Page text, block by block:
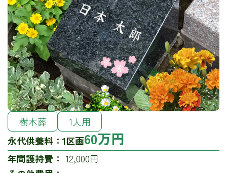
樹木葬
1人用
永代供養料： 1区画60万円
年間護持費： 12,000円